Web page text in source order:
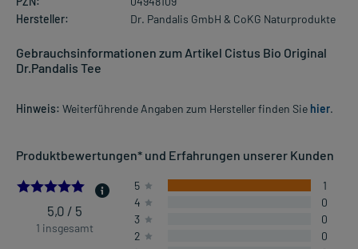
Hersteller:
Dr. Pandalis GmbH & CoKG Naturprodukte
Gebrauchsinformationen zum Artikel Cistus Bio Original
Dr.Pandalis Tee
Hinweis: Weiterführende Angaben zum Hersteller finden Sie hier.
Produktbewertungen* und Erfahrungen unserer Kunden
5.0
5,0 / 5
1 insgesamt
5
1
4
0
3
0
2
0